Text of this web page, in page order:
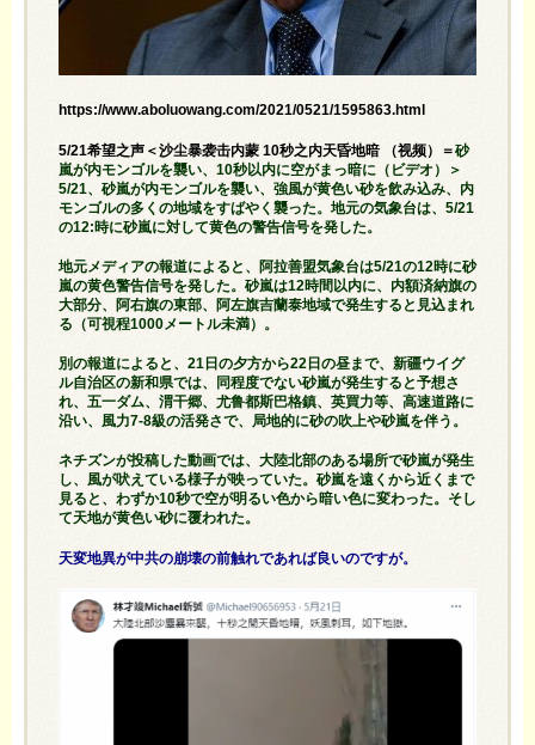
https://www.aboluowang.com/2021/0521/1595863.html
5/21希望之声＜沙尘暴袭击内蒙 10秒之内天昏地暗 （视频）＝砂
嵐が内モンゴルを襲い、10秒以内に空がまっ暗に（ビデオ）＞
5/21、砂嵐が内モンゴルを襲い、強風が黄色い砂を飲み込み、内
モンゴルの多くの地域をすばやく襲った。地元の気象台は、5/21
の12:時に砂嵐に対して黄色の警告信号を発した。
地元メディアの報道によると、阿拉善盟気象台は5/21の12時に砂
嵐の黄色警告信号を発した。砂嵐は12時間以内に、内額済納旗の
大部分、阿右旗の東部、阿左旗吉蘭泰地域で発生すると見込まれ
る（可視程1000メートル未満）。
別の報道によると、21日の夕方から22日の昼まで、新疆ウイグ
ル自治区の新和県では、同程度でない砂嵐が発生すると予想さ
れ、五一ダム、渭干郷、尤鲁都斯巴格鎮、英買力等、高速道路に
沿い、風力7-8級の活発さで、局地的に砂の吹上や砂嵐を伴う。
ネチズンが投稿した動画では、大陸北部のある場所で砂嵐が発生
し、風が吠えている様子が映っていた。砂嵐を遠くから近くまで
見ると、わずか10秒で空が明るい色から暗い色に変わった。そし
て天地が黄色い砂に覆われた。
天変地異が中共の崩壊の前触れであれば良いのですが。